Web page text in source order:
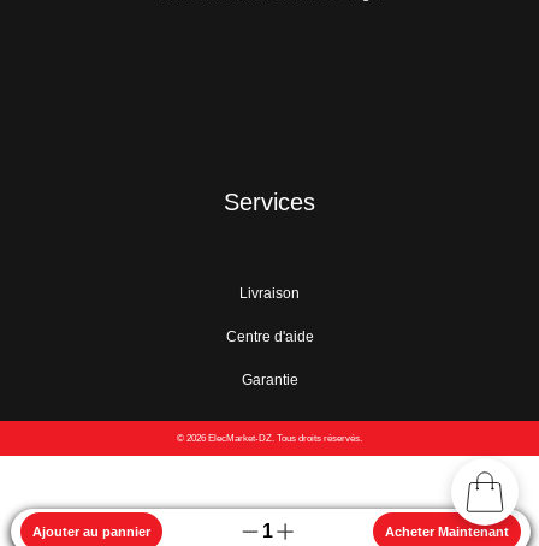
Ajouter au pannier 1 Acheter Maintenant
Services
Livraison
Centre d'aide
Garantie
© 2026 ElecMarket-DZ. Tous droits réservés.